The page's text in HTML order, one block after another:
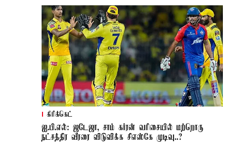
கிரிக்கெட்
ஐ.பி.எல்: ஜடேஜா, சாம் கர்ரன் வரிசையில் மற்றொரு
நட்சத்திர வீரரை விடுவிக்க சிஎஸ்கே முடிவு..?